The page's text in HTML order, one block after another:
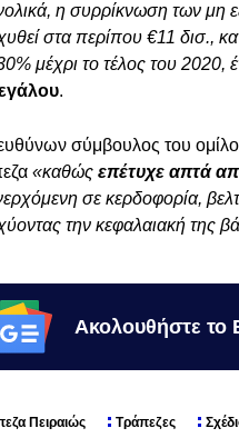
η συρρίκνωση των μη
στα περίπου €11 δισ.,
μέχρι το τέλος του 2020,
.
σύμβουλος του
«καθώς επέτυχε απτά
σε κερδοφορία,
την κεφαλαιακή της
Ακολουθήστε το
Πειραιώς Τράπεζες